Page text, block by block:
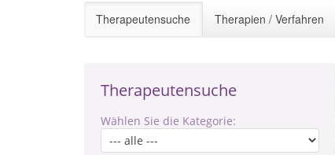
Therapeutensuche Therapien / Verfahren
Therapeutensuche
Wählen Sie die Kategorie: